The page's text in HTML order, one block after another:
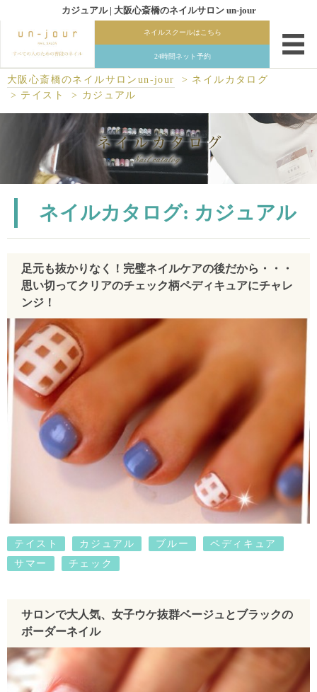
カジュアル | 大阪心斎橋のネイルサロン un-jour
大阪心斎橋のネイルサロンun-jour
ネイルカタログ
テイスト
カジュアル
ネイルカタログ: カジュアル
足元も抜かりなく！完璧ネイルケアの後だから・・・
思い切ってクリアのチェック柄ペディキュアにチャレ
ンジ！
テイスト カジュアル ブルー
ペディキュア
サマー
チェック
サロンで大人気、女子ウケ抜群ベージュとブラックの
ボーダーネイル